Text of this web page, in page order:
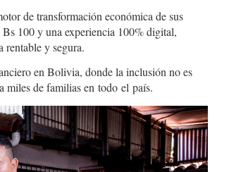
de transformación económica de sus
100 y una experiencia 100% digital,
y segura.
en Bolivia, donde la inclusión no es
miles de familias en todo el país.